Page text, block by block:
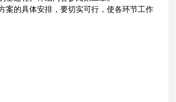
案的具体安排，要切实可行，使各环节工作